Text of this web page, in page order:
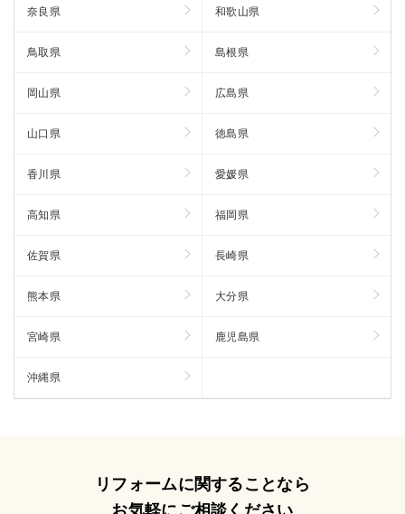
奈良県 和歌山県
鳥取県 島根県
岡山県 広島県
山口県 徳島県
香川県 愛媛県
高知県 福岡県
佐賀県 長崎県
熊本県 大分県
宮崎県 鹿児島県
沖縄県
リフォームに関することなら
お気軽にご相談ください